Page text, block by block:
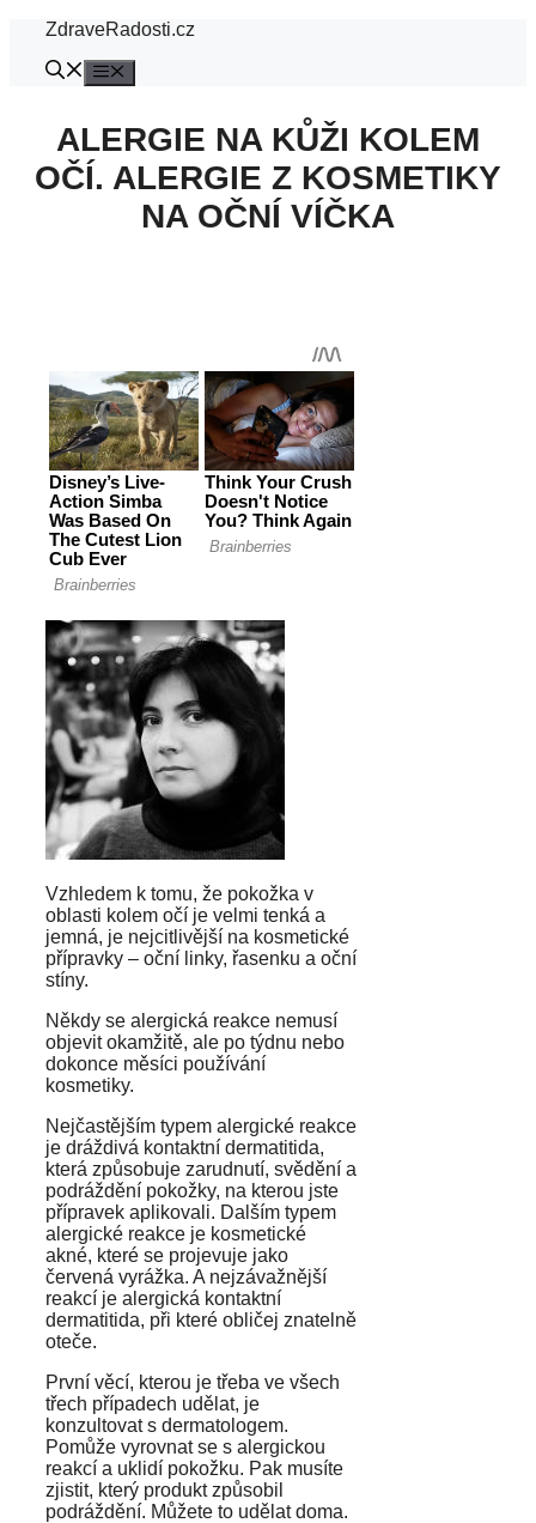
Přeskočit
obsah
ZdraveRadosti.cz
ALERGIE NA KŮŽI KOLEM
OČÍ. ALERGIE Z KOSMETIKY
NA OČNÍ VÍČKA
Vzhledem k tomu, že pokožka v
oblasti kolem očí je velmi tenká a
jemná, je nejcitlivější na kosmetické
přípravky – oční linky, řasenku a oční
stíny.
Někdy se alergická reakce nemusí
objevit okamžitě, ale po týdnu nebo
dokonce měsíci používání
kosmetiky.
Nejčastějším typem alergické reakce
je dráždivá kontaktní dermatitida,
která způsobuje zarudnutí, svědění a
podráždění pokožky, na kterou jste
přípravek aplikovali. Dalším typem
alergické reakce je kosmetické
akné, které se projevuje jako
červená vyrážka. A nejzávažnější
reakcí je alergická kontaktní
dermatitida, při které obličej znatelně
oteče.
První věcí, kterou je třeba ve všech
třech případech udělat, je
konzultovat s dermatologem.
Pomůže vyrovnat se s alergickou
reakcí a uklidí pokožku. Pak musíte
zjistit, který produkt způsobil
podráždění. Můžete to udělat doma.